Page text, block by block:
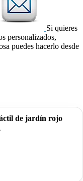
Si quieres
personalizados,
puedes hacerlo desde
de jardín rojo